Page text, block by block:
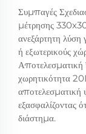
Συμπαγές
μέτρησης
ανεξάρτητη
ή εξωτερικούς
χωρητικότητα
αποτελεσματική
εξασφαλίζοντας
διάστημα.